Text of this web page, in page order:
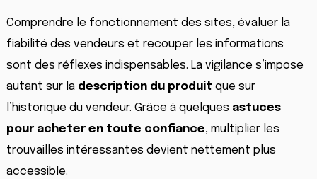
Comprendre le fonctionnement des sites, évaluer la
fiabilité des vendeurs et recouper les informations
sont des réflexes indispensables. La vigilance s’impose
autant sur la description du produit que sur
l’historique du vendeur. Grâce à quelques astuces
pour acheter en toute confiance, multiplier les
trouvailles intéressantes devient nettement plus
accessible.